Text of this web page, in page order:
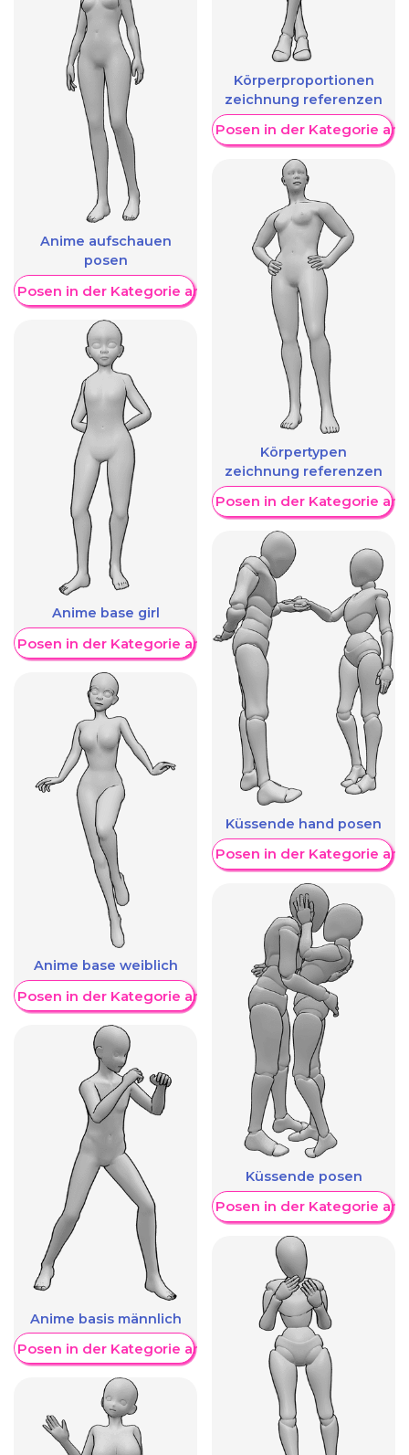
Anime aufschauen
posen
Posen in der Kategorie anzeigen
Anime base girl
Posen in der Kategorie anzeigen
Anime base weiblich
Posen in der Kategorie anzeigen
Anime basis männlich
Posen in der Kategorie anzeigen
Körperproportionen
zeichnung referenzen
Weitere Posen in der Kategorie
Körpertypen
zeichnung referenzen
Weitere Posen in der Kategorie
Küssende hand posen
Weitere Posen in der Kategorie
Küssende posen
Weitere Posen in der Kategorie